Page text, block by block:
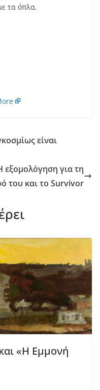
τα όπλα.
είναι
για τη
του και το Survivor
«Η Εμμονή